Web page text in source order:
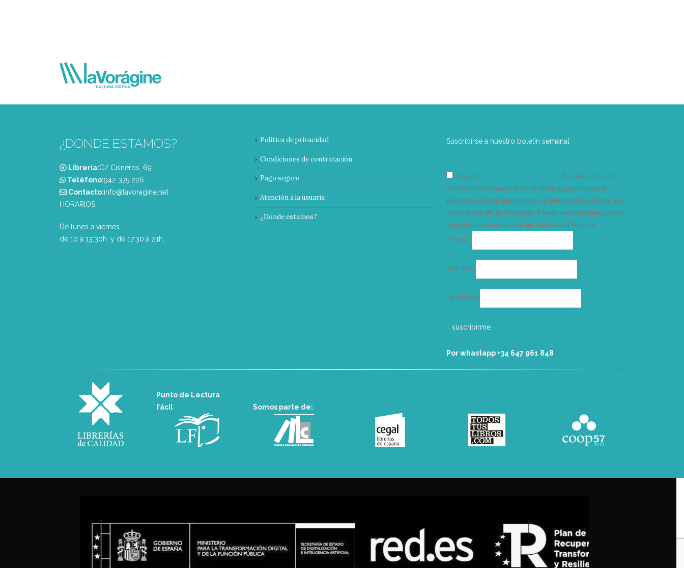
¿DONDE ESTAMOS?
Librería:C/ Cisneros, 69
Teléfono:‭942 375 226‬
Contacto:info@lavoragine.net
HORARIOS
De lunes a viernes
de 10 a 13:30h. y de 17:30 a 21h.
Política de privacidad
Condiciones de contratación
Pago seguro
Atención a la usuaria
¿Donde estamos?
Suscribirse a nuestro boletín semanal
Acepto
Su dirección de
correo electrónico solo se utiliza para enviarle
nuestro boletín informativo e información sobre las
actividades de la Vorágine. Puede usar el enlace para
cancelar la suscripción incluido en el boletín. >
E-mail*
electrónico
Nombre
Apellidos
Por whastapp +34 ‭647 961 848‬
Punto de Lectura
fácil
Somos parte de: